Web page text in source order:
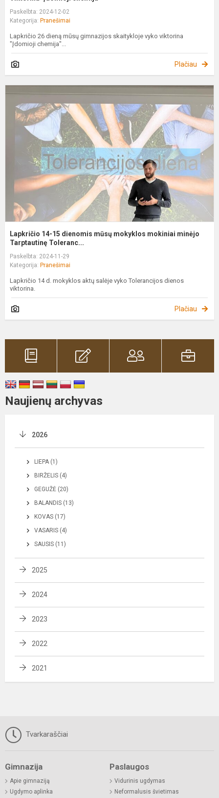
Paskelbta: 2024-12-02
Kategorija: Pranešimai
Lapkričio 26 dieną mūsų gimnazijos skaitykloje vyko viktorina
"Įdomioji chemija"...
Plačiau
Lapkričio 14-15 dienomis mūsų mokyklos mokiniai minėjo
Tarptautinę Toleranc...
Paskelbta: 2024-11-29
Kategorija: Pranešimai
Lapkričio 14 d. mokyklos aktų salėje vyko Tolerancijos dienos
viktorina.
Plačiau
Naujienų archyvas
2026
LIEPA (1)
BIRŽELIS (4)
GEGUŽĖ (20)
BALANDIS (13)
KOVAS (17)
VASARIS (4)
SAUSIS (11)
2025
2024
2023
2022
2021
Tvarkaraščiai
Gimnazija
Apie gimnaziją
Ugdymo aplinka
Paslaugos
Vidurinis ugdymas
Neformalusis švietimas